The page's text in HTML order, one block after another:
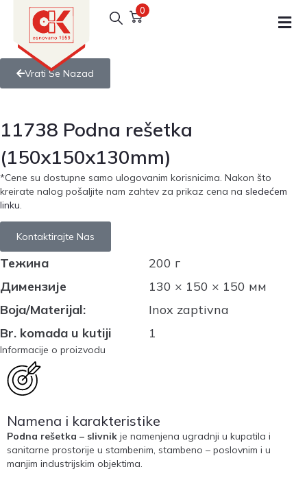
0
Vrati Se Nazad
11738 Podna rešetka
(150x150x130mm)
*Cene su dostupne samo ulogovanim korisnicima. Nakon što
kreirate nalog pošaljite nam zahtev za prikaz cena na sledećem
linku.
Kontaktirajte Nas
Тежина
200 г
Димензије
130 × 150 × 150 мм
Boja/Materijal:
Inox zaptivna
Br. komada u kutiji
1
Informacije o proizvodu
Namena i karakteristike
Podna rešetka – slivnik je namenjena ugradnji u kupatila i
sanitarne prostorije u stambenim, stambeno – poslovnim i u
manjim industrijskim objektima.